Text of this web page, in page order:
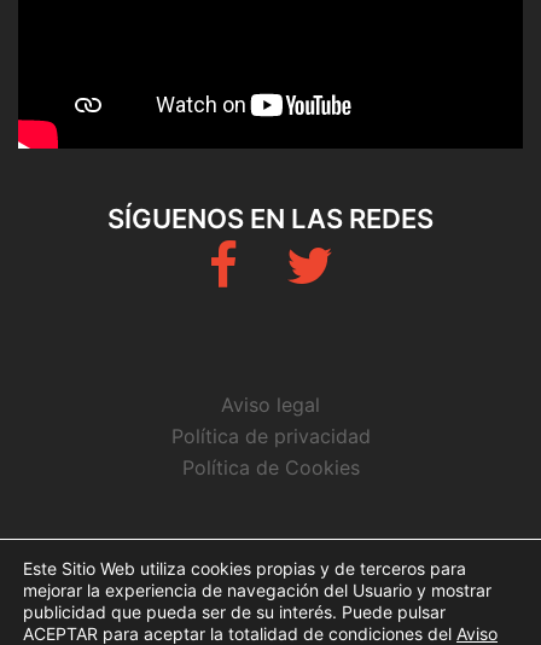
SÍGUENOS EN LAS REDES
Fb Twitter
Aviso legal
Política de privacidad
Política de Cookies
CONTACTO
info@arbitrosaeba.com
Este Sitio Web utiliza cookies propias y de terceros para
mejorar la experiencia de navegación del Usuario y mostrar
publicidad que pueda ser de su interés. Puede pulsar
ACEPTAR para aceptar la totalidad de condiciones del Aviso